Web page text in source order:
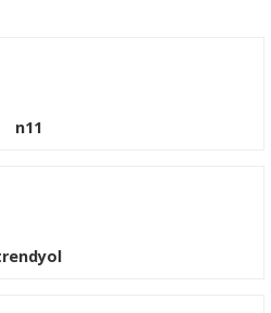
n11